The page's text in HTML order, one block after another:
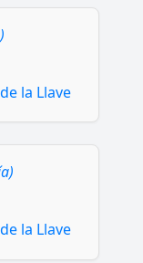
la Llave
la Llave